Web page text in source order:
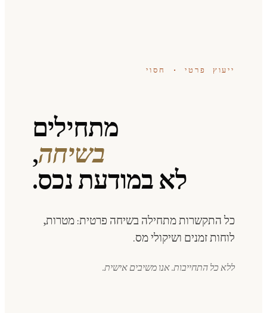
ייעוץ פרטי · חסוי
מתחילים
בשיחה,
לא במודעת נכס.
כל התקשרות מתחילה בשיחה פרטית: מטרות,
לוחות זמנים ושיקולי מס.
ללא כל התחייבות. אנו משיבים אישית.